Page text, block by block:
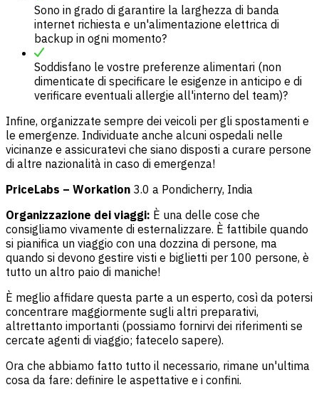
Sono in grado di garantire la larghezza di banda
internet richiesta e un'alimentazione elettrica di
backup in ogni momento?
Soddisfano le vostre preferenze alimentari (non
dimenticate di specificare le esigenze in anticipo e di
verificare eventuali allergie all'interno del team)?
Infine, organizzate sempre dei veicoli per gli spostamenti e
le emergenze. Individuate anche alcuni ospedali nelle
vicinanze e assicuratevi che siano disposti a curare persone
di altre nazionalità in caso di emergenza!
PriceLabs – Workation 3.0 a Pondicherry, India
Organizzazione dei viaggi: È una delle cose che
consigliamo vivamente di esternalizzare. È fattibile quando
si pianifica un viaggio con una dozzina di persone, ma
quando si devono gestire visti e biglietti per 100 persone, è
tutto un altro paio di maniche!
È meglio affidare questa parte a un esperto, così da potersi
concentrare maggiormente sugli altri preparativi,
altrettanto importanti (possiamo fornirvi dei riferimenti se
cercate agenti di viaggio; fatecelo sapere).
Ora che abbiamo fatto tutto il necessario, rimane un'ultima
cosa da fare: definire le aspettative e i confini.